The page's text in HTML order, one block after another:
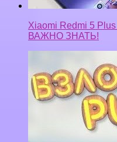
Новые скины в